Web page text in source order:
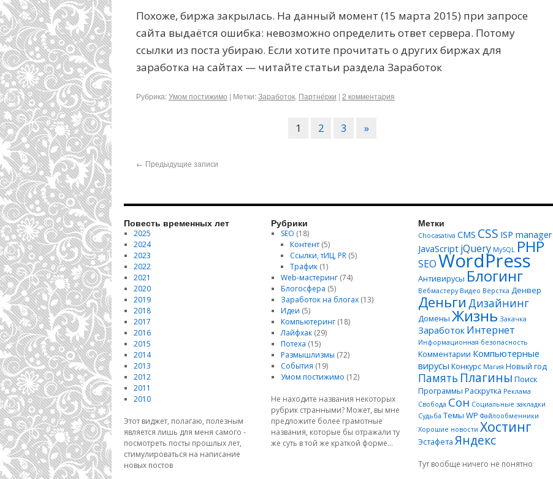
Похоже, биржа закрылась. На данный момент (15 марта 2015) при запросе
сайта выдаётся ошибка: невозможно определить ответ сервера. Потому
ссылки из поста убираю. Если хотите прочитать о других биржах для
заработка на сайтах — читайте статьи раздела Заработок
Рубрика:Умом постижимо | Метки:Заработок, Партнёрки | 2 комментария
1 2 3 »
← Предыдущие записи
Повесть временных лет
2025
2024
2023
2022
2021
2020
2019
2018
2017
2016
2015
2014
2013
2012
2011
2010
Этот виджет, полагаю, полезным
является лишь для меня самого -
посмотреть посты прошлых лет,
стимулироваться на написание
новых постов
Рубрики
SEO (18)
Контент (5)
Ссылки, тИЦ, PR (5)
Трафик (1)
Web-мастеринг(74)
Блогосфера (5)
Заработок на блогах(13)
Идеи (5)
Компьютеринг(18)
Лайфхак(29)
Потеха (15)
Размышлизмы (72)
События (19)
Умом постижимо (12)
Не находите названия некоторых
рубрик странными? Может, вы мне
предложите более грамотные
названия, которые бы отражали ту
же суть в той же краткой форме...
Метки
Chocasativa CMS CSS ISP manager
JavaScript jQuery MySQL PHP
SEOWordPress
Антивирусы Блогинг
Вебмастеру Видео Вёрстка Денвер
Деньги Дизайнинг
Домены Жизнь Закачка
Заработок Интернет
Информационная безопасность
Комментарии Компьютерные
вирусы Конкурс Магия Новый год
Память Плагины Поиск
Программы Раскрутка Реклама
Свобода Сон Социальные закладки
Судьба Темы WP Файлообменники
Хорошие новости Хостинг
Эстафета Яндекс
Тут вообще ничего не понятно